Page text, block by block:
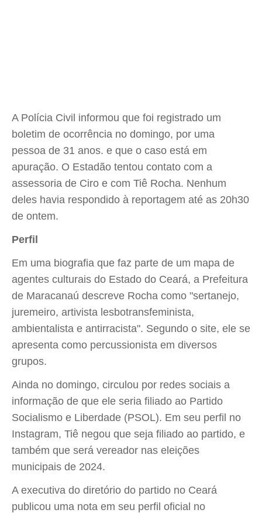
A Polícia Civil informou que foi registrado um
boletim de ocorrência no domingo, por uma
pessoa de 31 anos. e que o caso está em
apuração. O Estadão tentou contato com a
assessoria de Ciro e com Tiê Rocha. Nenhum
deles havia respondido à reportagem até as 20h30
de ontem.
Perfil
Em uma biografia que faz parte de um mapa de
agentes culturais do Estado do Ceará, a Prefeitura
de Maracanaú descreve Rocha como "sertanejo,
juremeiro, artivista lesbotransfeminista,
ambientalista e antirracista". Segundo o site, ele se
apresenta como percussionista em diversos
grupos.
Ainda no domingo, circulou por redes sociais a
informação de que ele seria filiado ao Partido
Socialismo e Liberdade (PSOL). Em seu perfil no
Instagram, Tiê negou que seja filiado ao partido, e
também que será vereador nas eleições
municipais de 2024.
A executiva do diretório do partido no Ceará
publicou uma nota em seu perfil oficial no